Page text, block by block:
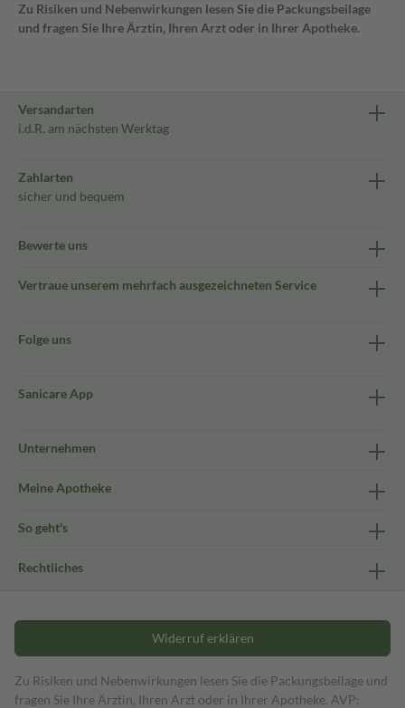
Zu Risiken und Nebenwirkungen lesen Sie die Packungsbeilage
und fragen Sie Ihre Ärztin, Ihren Arzt oder in Ihrer Apotheke.
Versandarten
i.d.R. am nächsten Werktag
Zahlarten
sicher und bequem
Bewerte uns
Vertraue unserem mehrfach ausgezeichneten Service
Folge uns
Sanicare App
Unternehmen
Meine Apotheke
So geht's
Rechtliches
Widerruf erklären
Zu Risiken und Nebenwirkungen lesen Sie die Packungsbeilage und
fragen Sie Ihre Ärztin, Ihren Arzt oder in Ihrer Apotheke. AVP: